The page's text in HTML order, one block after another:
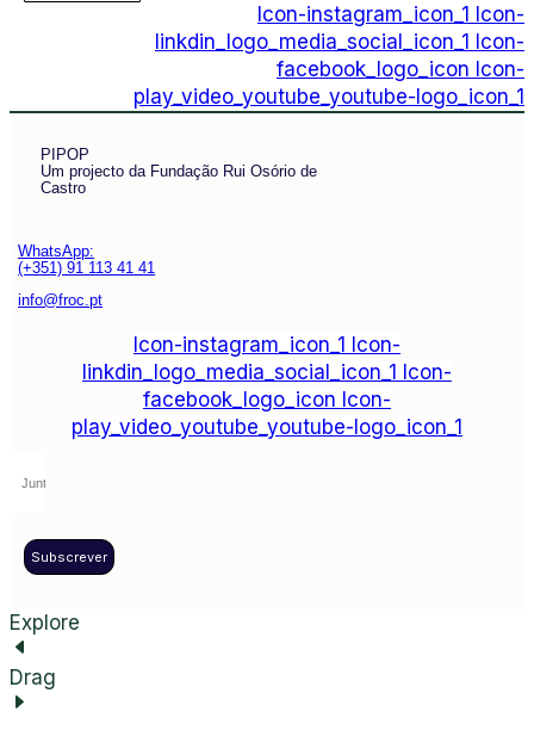
Icon-instagram_icon_1
Icon-
linkdin_logo_media_social_icon_1
Icon-
facebook_logo_icon Icon-
play_video_youtube_youtube-logo_icon_1
PIPOP
Um projecto da Fundação Rui Osório de
Castro
WhatsApp:
(+351) 91 113 41 41
info@froc.pt
Icon-instagram_icon_1
Icon-
linkdin_logo_media_social_icon_1
Icon-
facebook_logo_icon Icon-
play_video_youtube_youtube-logo_icon_1
Subscrever
Explore
Drag